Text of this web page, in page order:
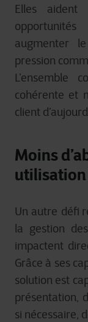
Elles
augmenter
pression
L’ensemble
cohérente et
client
Moins
utilisation
Un autre défi
la gestion
impactent
Grâce à ses
solution est
présentation,
si nécessaire,